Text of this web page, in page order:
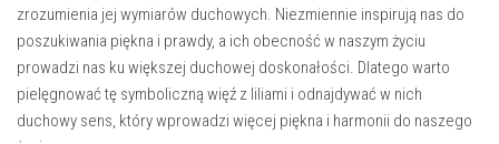
zrozumienia jej wymiarów⁢ duchowych. Niezmiennie inspirują nas do‌
poszukiwania piękna i prawdy,⁤ a ich​ obecność w naszym życiu
prowadzi nas ku większej duchowej doskonałości. Dlatego warto
pielęgnować tę symboliczną więź ‌z liliami i odnajdywać⁢ w nich
duchowy sens, ‌który wprowadzi więcej piękna‍ i harmonii do naszego